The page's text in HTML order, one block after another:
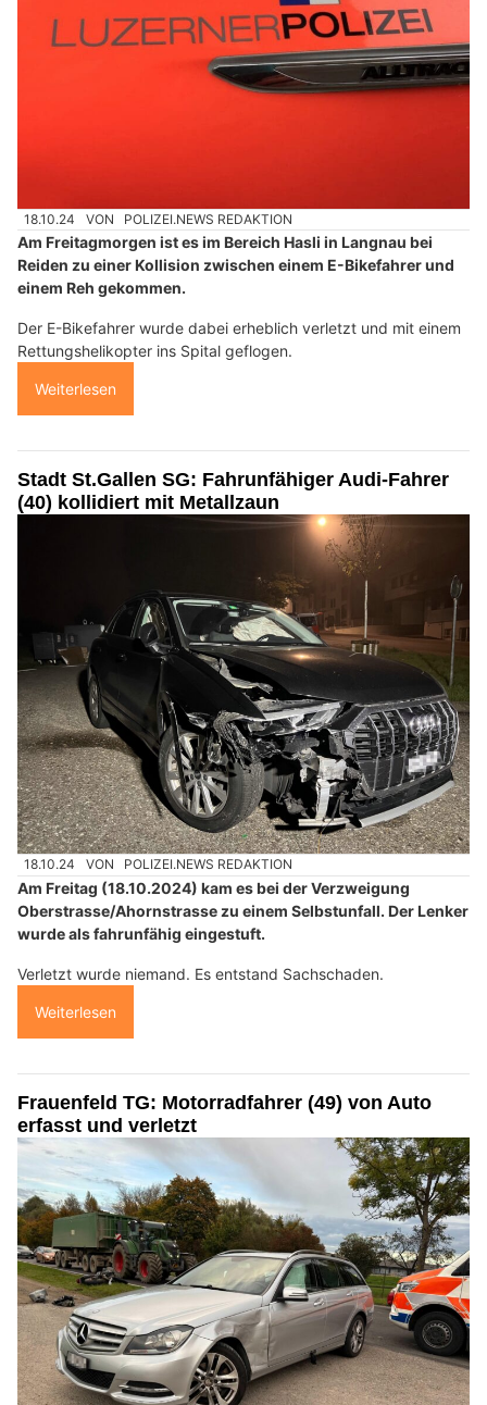
18.10.24 VON POLIZEI.NEWS REDAKTION
Am Freitagmorgen ist es im Bereich Hasli in Langnau bei
Reiden zu einer Kollision zwischen einem E-Bikefahrer und
einem Reh gekommen.
Der E-Bikefahrer wurde dabei erheblich verletzt und mit einem
Rettungshelikopter ins Spital geflogen.
Weiterlesen
Stadt St.Gallen SG: Fahrunfähiger Audi-Fahrer
(40) kollidiert mit Metallzaun
18.10.24 VON POLIZEI.NEWS REDAKTION
Am Freitag (18.10.2024) kam es bei der Verzweigung
Oberstrasse/Ahornstrasse zu einem Selbstunfall. Der Lenker
wurde als fahrunfähig eingestuft.
Verletzt wurde niemand. Es entstand Sachschaden.
Weiterlesen
Frauenfeld TG: Motorradfahrer (49) von Auto
erfasst und verletzt